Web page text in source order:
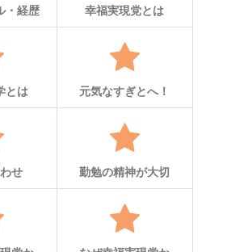
・経歴 幸福実現党とは
とは 元気なすぎとへ！
せ 勤勉の精神が大切